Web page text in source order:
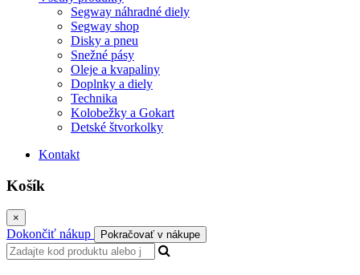
Segway náhradné diely
Segway shop
Disky a pneu
Snežné pásy
Oleje a kvapaliny
Doplnky a diely
Technika
Kolobežky a Gokart
Detské štvorkolky
Kontakt
Košík
×
Dokončiť nákup Pokračovať v nákupe